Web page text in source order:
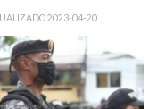
2023-04-20